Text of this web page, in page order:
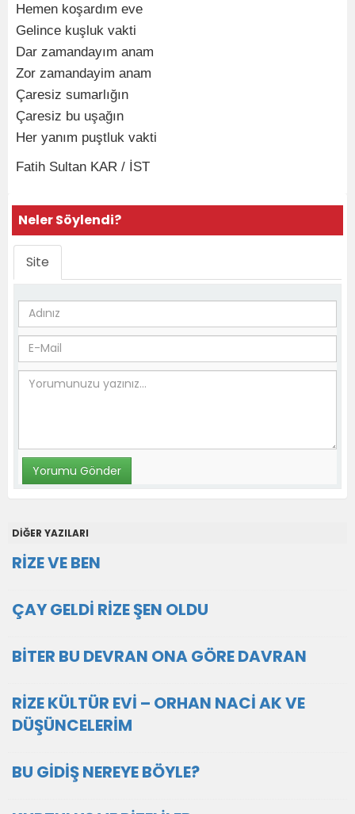
Hemen koşardım eve
Gelince kuşluk vakti
Dar zamandayım anam
Zor zamandayim anam
Çaresiz sumarlığın
Çaresiz bu uşağın
Her yanım puştluk vakti
Fatih Sultan KAR / İST
Neler Söylendi?
Site
DİĞER YAZILARI
RİZE VE BEN
ÇAY GELDİ RİZE ŞEN OLDU
BİTER BU DEVRAN ONA GÖRE DAVRAN
RİZE KÜLTÜR EVİ – ORHAN NACİ AK VE
DÜŞÜNCELERİM
BU GİDİŞ NEREYE BÖYLE?